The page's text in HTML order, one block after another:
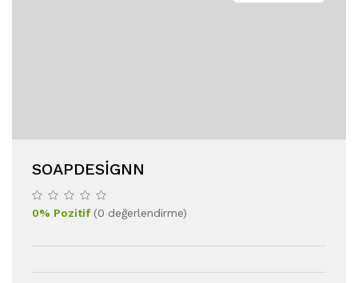
SOAPDESIGNN
0% Pozitif(0 değerlendirme)